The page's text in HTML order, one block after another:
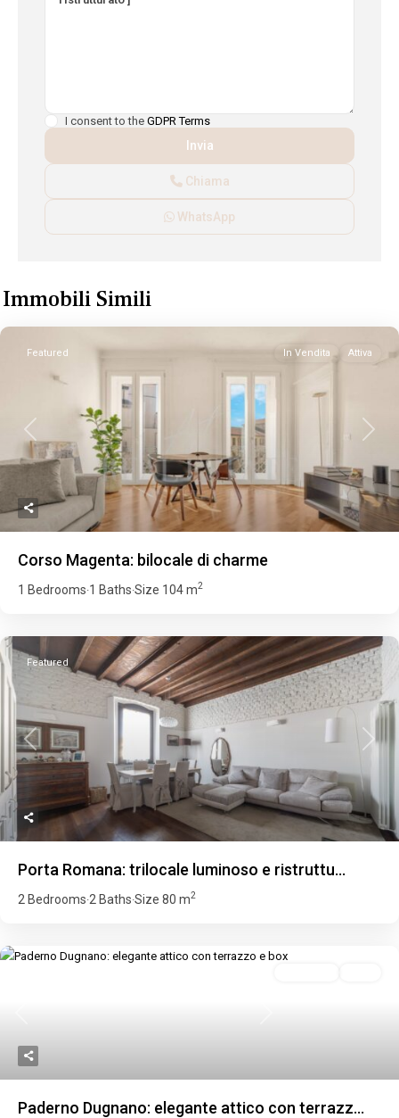
I consent to the GDPR Terms
Chiama
WhatsApp
Immobili Simili
Previous Next
Featured In Vendita Attiva
Corso Magenta: bilocale di charme
1 Bedrooms·1 Baths·Size 104 m2
Previous Next
Featured
Porta Romana: trilocale luminoso e ristruttu...
2 Bedrooms·2 Baths·Size 80 m2
Paderno Dugnano: elegante attico con terrazz...